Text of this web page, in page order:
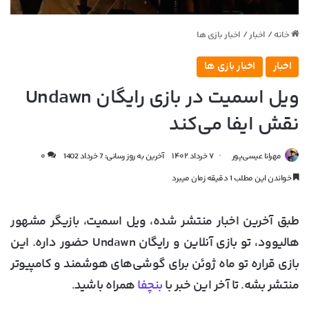
خانه / اخبار/ اخبار بازی ها
اخبار اخبار بازی ها
ویل اسمیت در بازی رایگان Undawn
نقش ایفا می‌کند
مهرانا عیسی‌پور ۷ خرداد ۱۴۰۲ آخرین به روز رسانی: 7 خرداد 1402
۰
خواندن این مطلب 1 دقیقه زمان میبرد
طبق آخرین اخبار منتشر شده، ویل اسمیت، بازیگر مشهور
هالیوود، تو بازی آنلاین و رایگان Undawn حضور داره. این
بازی قراره تو ماه ژوئن برای گوشی‌های هوشمند و کامپیوتر
منتشر بشه. تا آخر این خبر بابنچفاهمراه باشید.